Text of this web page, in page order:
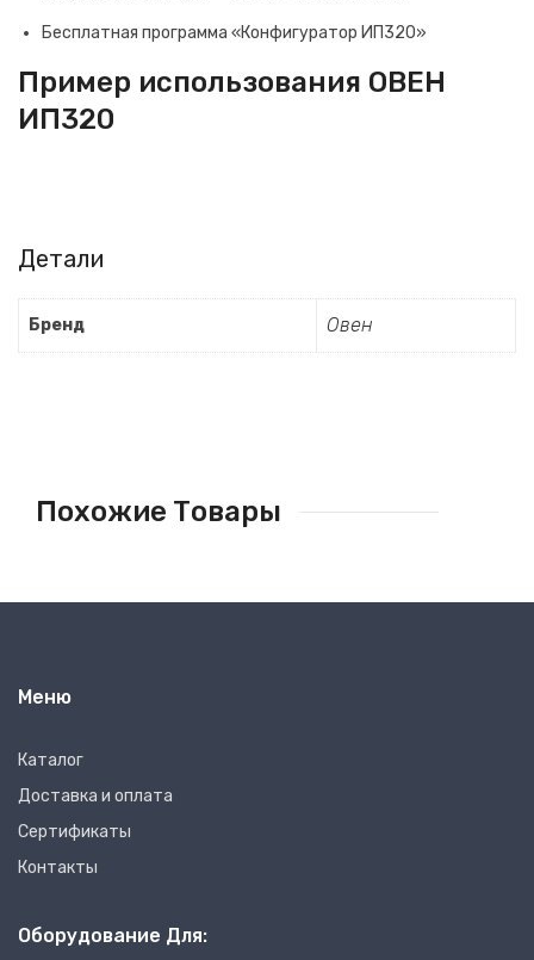
Бесплатная программа «Конфигуратор ИП320»
Пример использования ОВЕН
ИП320
Детали
Бренд Овен
Похожие Товары
Меню
Каталог
Доставка и оплата
Сертификаты
Контакты
Оборудование Для: